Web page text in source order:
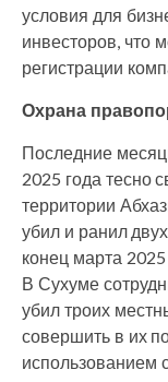
условия для
инвесторов, что
регистрации
Охрана
Последние
2025 года тесно
территории
убил и ранил
конец марта
В Сухуме
убил троих
совершить в их
использованием